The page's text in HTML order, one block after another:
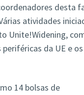
desta
atividades
Unite!Widening,
da UE e os
14 bolsas de